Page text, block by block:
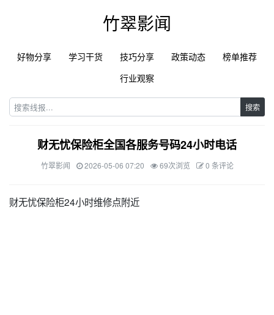
竹翠影闻
好物分享 学习干货 技巧分享 政策动态
榜单推荐
行业观察
搜索
财无忧保险柜全国各服务号码24小时电话
竹翠影闻 2026-05-06 07:20 69次浏览 0 条评论
财无忧保险柜24小时维修点附近